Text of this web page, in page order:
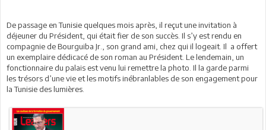
De passage en Tunisie quelques mois après, il reçut une invitation à
déjeuner du Président, qui était fier de son succès. Il s’y est rendu en
compagnie de Bourguiba Jr., son grand ami, chez qui il logeait. Il a offert
un exemplaire dédicacé de son roman au Président. Le lendemain, un
fonctionnaire du palais est venu lui remettre la photo. Il la garde parmi
les trésors d’une vie et les motifs inébranlables de son engagement pour
la Tunisie des lumières.